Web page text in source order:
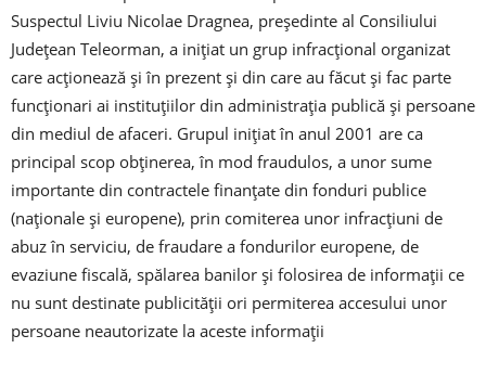
Suspectul Liviu Nicolae Dragnea, președinte al Consiliului
Județean Teleorman, a inițiat un grup infracțional organizat
care acționează și în prezent și din care au făcut și fac parte
funcționari ai instituțiilor din administrația publică și persoane
din mediul de afaceri. Grupul inițiat în anul 2001 are ca
principal scop obținerea, în mod fraudulos, a unor sume
importante din contractele finanțate din fonduri publice
(naționale și europene), prin comiterea unor infracțiuni de
abuz în serviciu, de fraudare a fondurilor europene, de
evaziune fiscală, spălarea banilor și folosirea de informații ce
nu sunt destinate publicității ori permiterea accesului unor
persoane neautorizate la aceste informații